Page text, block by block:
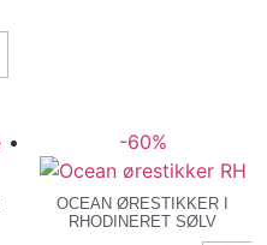
-60%
OCEAN ØRESTIKKER I
RHODINERET SØLV